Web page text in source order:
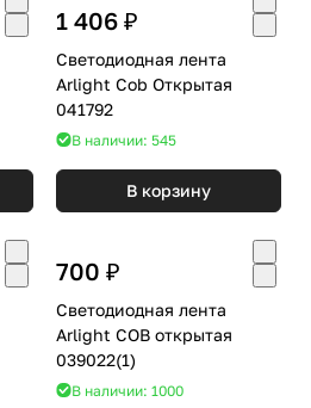
1 406 ₽
Светодиодная лента
Arlight Cob Открытая
041792
В наличии: 545
В корзину
700 ₽
Светодиодная лента
Arlight COB открытая
039022(1)
В наличии: 1000